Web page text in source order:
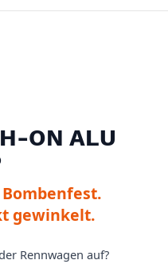
ON ALU
gewinkelt.
Rennwagen auf?